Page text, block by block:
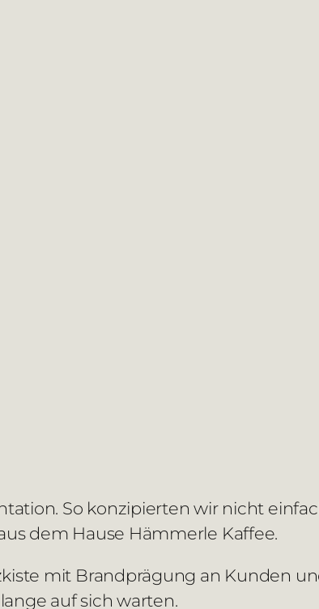
So konzipierten wir nicht
dem Hause Hämmerle Kaffee.
mit Brandprägung an Kunden
auf sich warten.